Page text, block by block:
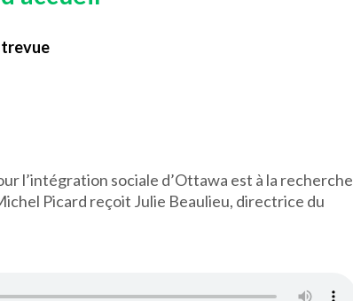
l’intégration sociale d’Ottawa est à la recherche
Picard reçoit Julie Beaulieu, directrice du